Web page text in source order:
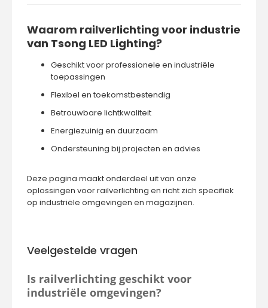
Waarom railverlichting voor industrie
van Tsong LED Lighting?
Geschikt voor professionele en industriële
toepassingen
Flexibel en toekomstbestendig
Betrouwbare lichtkwaliteit
Energiezuinig en duurzaam
Ondersteuning bij projecten en advies
Deze pagina maakt onderdeel uit van onze
oplossingen voorrailverlichting en richt zich specifiek
op industriële omgevingen en magazijnen.
Veelgestelde vragen
Is railverlichting geschikt voor
industriële omgevingen?